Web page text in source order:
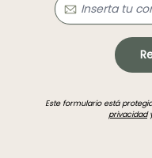
Este formulario está
privacidad